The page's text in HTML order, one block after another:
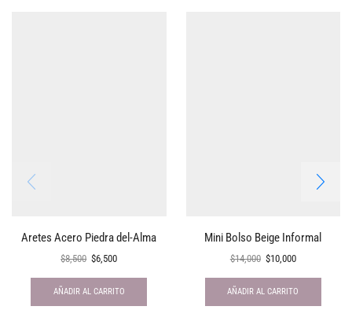
Aretes Acero Piedra del-Alma
$8,500 $6,500
AÑADIR AL CARRITO
Mini Bolso Beige Informal
$14,000 $10,000
AÑADIR AL CARRITO